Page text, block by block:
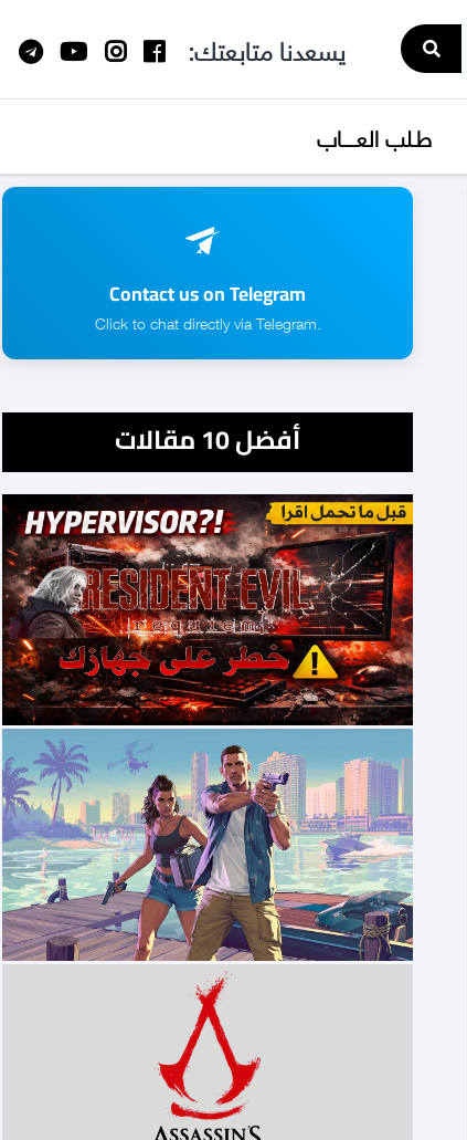
يسعدنا متابعتك:
طـلب العــــاب
Contact us on Telegram
.Click to chat directly via Telegram
أفضل 10 مقالات